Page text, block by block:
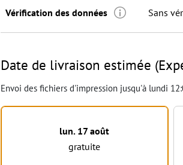
Vérification des données Sans
Date de livraison estimée
Envoi des fichiers d'impression jusqu'à lundi
lun. 17 août
gratuite